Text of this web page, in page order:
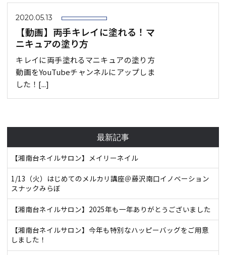
2020.05.13
【動画】両手キレイに塗れる！マ
ニキュアの塗り方
キレイに両手塗れるマニキュアの塗り方
動画をYouTubeチャンネルにアップしま
した！[...]
最新記事
【湘南台ネイルサロン】メイリーネイル
1/13（火）はじめてのメルカリ講座＠藤沢南口イノベーション
スナックみらぼ
【湘南台ネイルサロン】2025年も一年ありがとうございました
【湘南台ネイルサロン】今年も特別なハッピーバッグをご用意
しました！